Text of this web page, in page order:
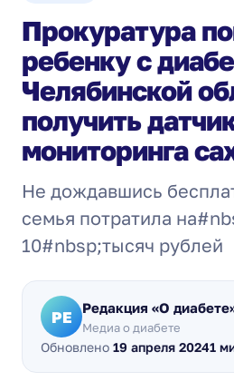
Прокуратура
ребенку с
Челябинской
получить
мониторинга
Не дождавшись
семья потратила
10#nbsp;тысяч рублей
РЕ Редакция «О
Медиа о диабете
Обновлено 19 апреля 20241